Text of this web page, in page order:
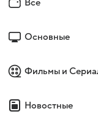
Все
Основные
Фильмы и
Новостные